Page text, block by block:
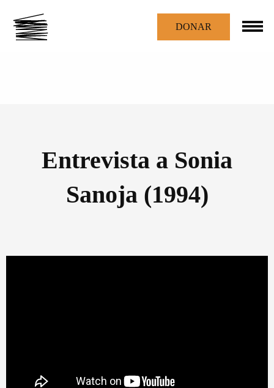
DONAR
Entrevista a Sonia
Sanoja (1994)